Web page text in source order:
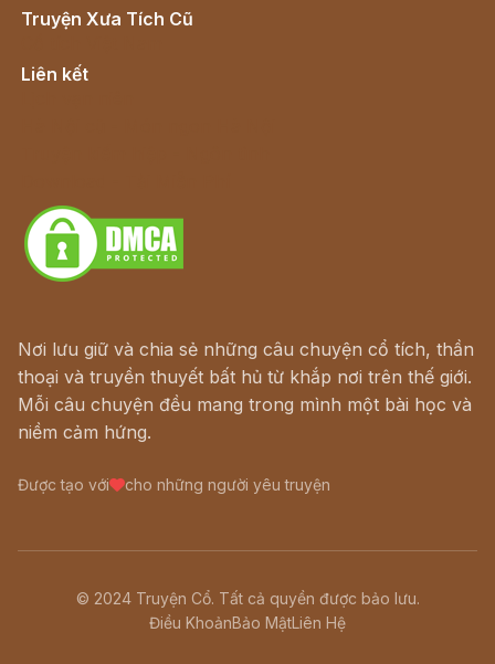
Truyện Xưa Tích Cũ
Liên kết
Nơi lưu giữ và chia sẻ những câu chuyện cổ tích, thần
thoại và truyền thuyết bất hủ từ khắp nơi trên thế giới.
Mỗi câu chuyện đều mang trong mình một bài học và
niềm cảm hứng.
Được tạo với cho những người yêu truyện
© 2024 Truyện Cổ. Tất cả quyền được bảo lưu.
Điều KhoảnBảo MậtLiên Hệ